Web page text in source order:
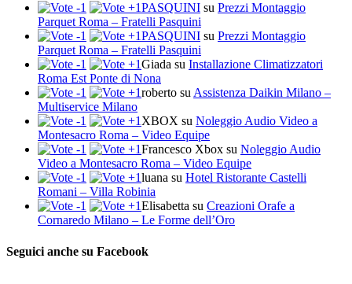
PASQUINI su Prezzi Montaggio
Parquet Roma – Fratelli Pasquini
PASQUINI su Prezzi Montaggio
Parquet Roma – Fratelli Pasquini
Giada su Installazione Climatizzatori
Roma Est Ponte di Nona
roberto su Assistenza Daikin Milano –
Multiservice Milano
XBOX su Noleggio Audio Video a
Montesacro Roma – Video Equipe
Francesco Xbox su Noleggio Audio
Video a Montesacro Roma – Video Equipe
luana su Hotel Ristorante Castelli
Romani – Villa Robinia
Elisabetta su Creazioni Orafe a
Cornaredo Milano – Le Forme dell’Oro
Seguici anche su Facebook